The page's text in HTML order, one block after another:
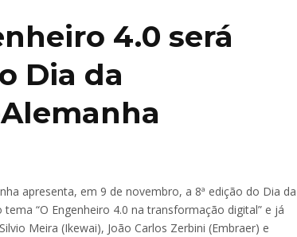
4.0 será
Dia da
apresenta, em 9 de novembro, a 8ª edição do Dia da
“O Engenheiro 4.0 na transformação digital” e já
Meira (Ikewai), João Carlos Zerbini (Embraer) e